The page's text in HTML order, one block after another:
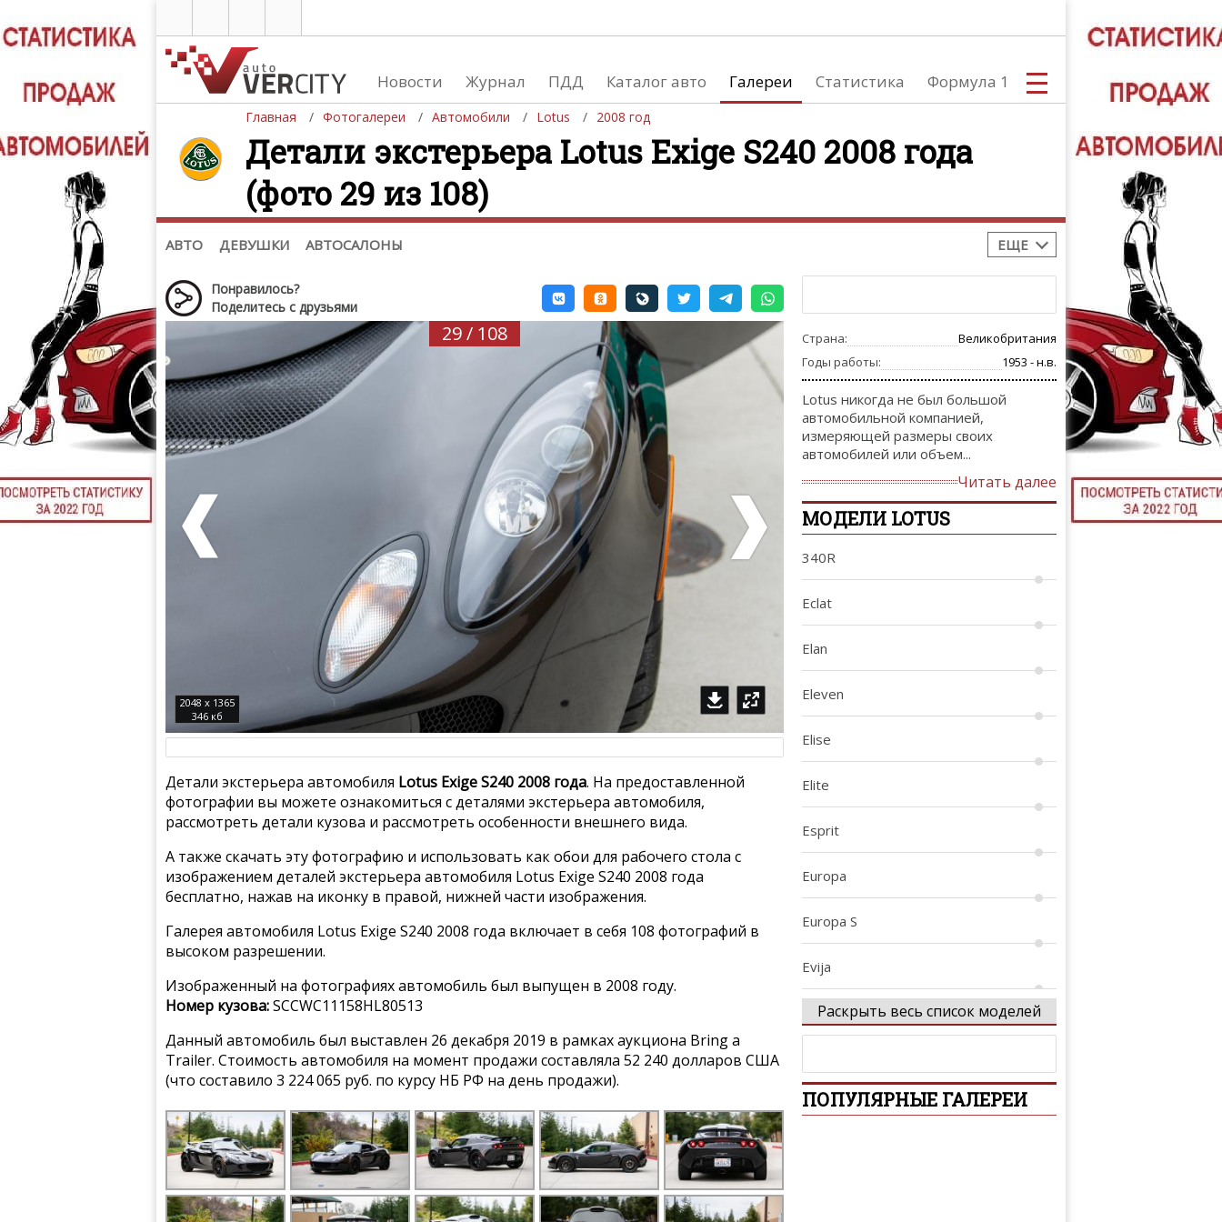
Новости Журнал ПДД Каталог авто Галереи Статистика Формула 1
ТЮНИНГ
ТЮНИНГ
Главная Фотогалереи Автомобили Lotus 2008 год
Детали экстерьера Lotus Exige S240 2008 года
(фото 29 из 108)
АВТО ДЕВУШКИ АВТОСАЛОНЫ ЕЩЕ
Автомобили
Последние добавления
Список марок
(+1102)
Девушки
Девушки и автомобили
Девушки и мото
Список мировых автосалонов
Понравилось?
Поделитесь с друзьями
29 / 108
2048 x 1365
346 кб
Детали экстерьера автомобиля Lotus Exige S240 2008 года. На предоставленной
фотографии вы можете ознакомиться с деталями экстерьера автомобиля,
рассмотреть детали кузова и рассмотреть особенности внешнего вида.
А также скачать эту фотографию и использовать как обои для рабочего стола с
изображением деталей экстерьера автомобиля Lotus Exige S240 2008 года
бесплатно, нажав на иконку в правой, нижней части изображения.
Галерея автомобиля Lotus Exige S240 2008 года включает в себя 108 фотографий в
высоком разрешении.
Изображенный на фотографиях автомобиль был выпущен в 2008 году.
Номер кузова:SCCWC11158HL80513
Данный автомобиль был выставлен 26 декабря 2019 в рамках аукциона Bring a
Trailer. Стоимость автомобиля на момент продажи составляла 52 240 долларов США
(что составило 3 224 065 руб. по курсу НБ РФ на день продажи).
Страна:
Великобритания
Годы работы:
1953 - н.в.
Lotus никогда не был большой
автомобильной компанией,
измеряющей размеры своих
автомобилей или объем...
Читать далее
МОДЕЛИ LOTUS
340R
Eclat
Elan
Eleven
Elise
Elite
Esprit
Europa
Europa S
Evija
Evora
Exige
Раскрыть весь список моделей
ПОПУЛЯРНЫЕ ГАЛЕРЕИ